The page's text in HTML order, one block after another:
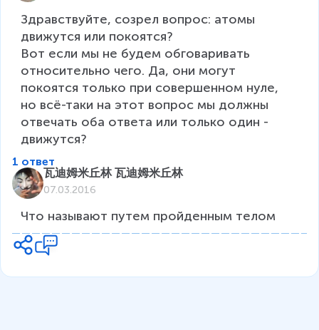
Здравствуйте, созрел вопрос: атомы
движутся или покоятся?
Вот если мы не будем обговаривать
относительно чего. Да, они могут
покоятся только при совершенном нуле,
но всё-таки на этот вопрос мы должны
отвечать оба ответа или только один -
движутся?
1 ответ
瓦迪姆米丘林 瓦迪姆米丘林
07.03.2016
Что называют путем пройденным телом